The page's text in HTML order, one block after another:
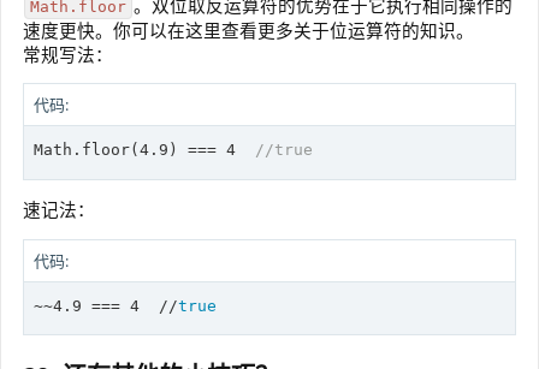
Math.floor
速度更快。你可以在这里查看更多关于位运算符的知识。
常规写法：
代码:
Math. floor( 4.9 ) === 4 //true
速记法：
代码:
~~4.9 === 4  //true